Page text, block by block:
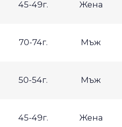
45-49г. Жена
70-74г. Мъж
50-54г. Мъж
45-49г. Жена